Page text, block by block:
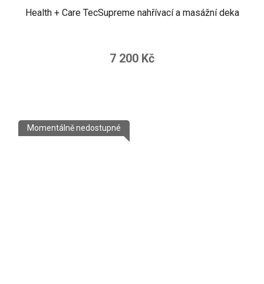
Health + Care TecSupreme nahřívací a masážní deka
7 200 Kč
Momentálně nedostupné